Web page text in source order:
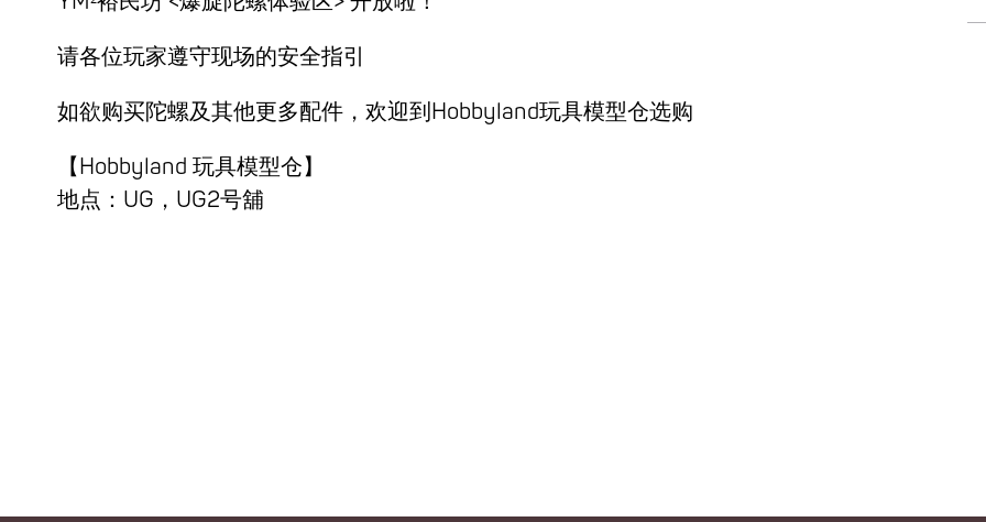
请各位玩家遵守现场的安全指引
如欲购买陀螺及其他更多配件，欢迎到Hobbyland玩具模型仓选购
【Hobbyland 玩具模型仓】
地点：UG，UG2号舖